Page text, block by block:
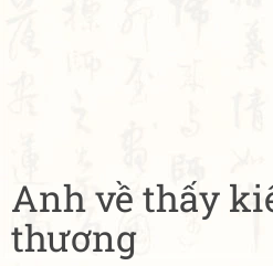
Anh về thấy
thương